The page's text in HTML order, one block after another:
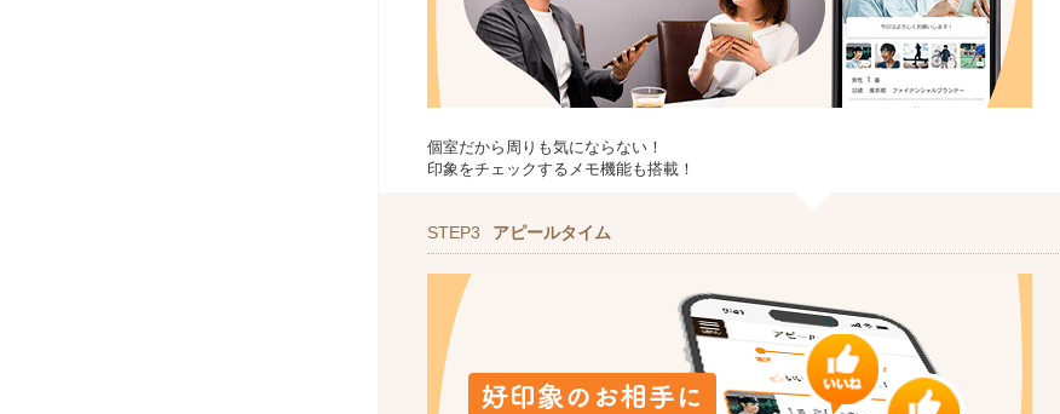
個室だから周りも気にならない！
印象をチェックするメモ機能も搭載！
STEP3 アピールタイム